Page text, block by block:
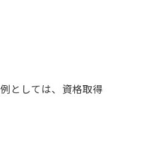
としては、資格取得